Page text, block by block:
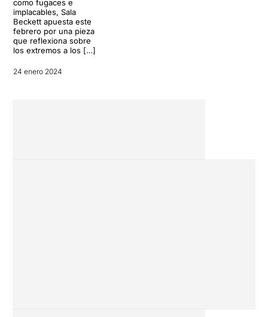
como fugaces e
implacables, Sala
Beckett apuesta este
febrero por una pieza
que reflexiona sobre
los extremos a los […]
24 enero 2024